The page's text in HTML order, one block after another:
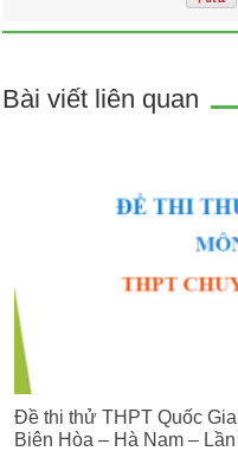
Bài viết liên quan
Đề thi thử THPT Quốc
Biên Hòa – Hà Nam – Lần